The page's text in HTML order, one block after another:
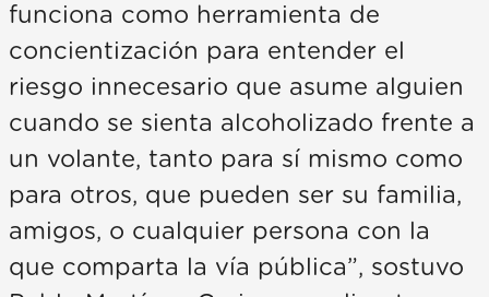
funciona como herramienta de
concientización para entender el
riesgo innecesario que asume alguien
cuando se sienta alcoholizado frente a
un volante, tanto para sí mismo como
para otros, que pueden ser su familia,
amigos, o cualquier persona con la
que comparta la vía pública”, sostuvo